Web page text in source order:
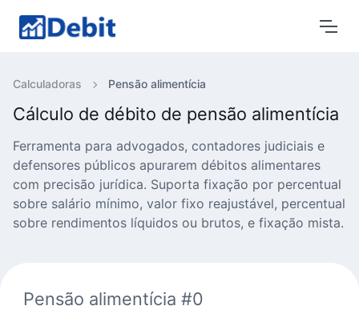
Calculadoras Pensão alimentícia
Cálculo de débito de pensão alimentícia
Ferramenta para advogados, contadores judiciais e
defensores públicos apurarem débitos alimentares
com precisão jurídica. Suporta fixação por percentual
sobre salário mínimo, valor fixo reajustável, percentual
sobre rendimentos líquidos ou brutos, e fixação mista.
Pensão alimentícia #0